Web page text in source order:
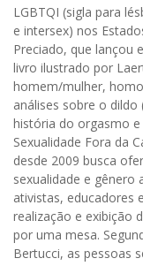
LGBTQI (sigla para
e intersex) nos
Preciado, que lançou
livro ilustrado por
homem/mulher,
análises sobre o
história do orgasmo e
Sexualidade Fora da
desde 2009 busca
sexualidade e gênero
ativistas, educadores
realização e exibição
por uma mesa.
Bertucci, as pessoas